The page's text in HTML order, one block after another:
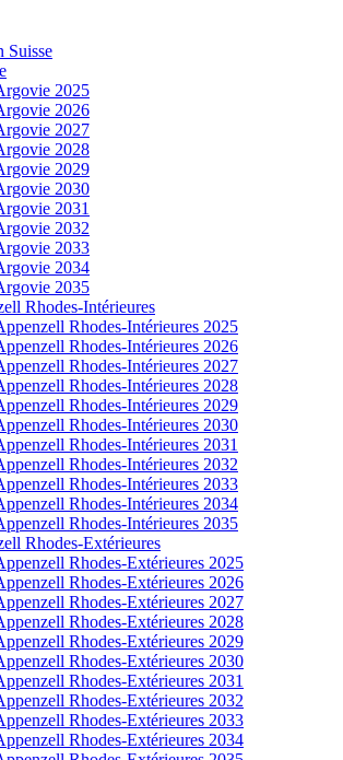
Suisse
2025
2026
2027
2028
2029
2030
2031
2032
2033
2034
2035
Rhodes-Intérieures
Rhodes-Intérieures 2025
Rhodes-Intérieures 2026
Rhodes-Intérieures 2027
Rhodes-Intérieures 2028
Rhodes-Intérieures 2029
Rhodes-Intérieures 2030
Rhodes-Intérieures 2031
Rhodes-Intérieures 2032
Rhodes-Intérieures 2033
Rhodes-Intérieures 2034
Rhodes-Intérieures 2035
Rhodes-Extérieures
Rhodes-Extérieures 2025
Rhodes-Extérieures 2026
Rhodes-Extérieures 2027
Rhodes-Extérieures 2028
Rhodes-Extérieures 2029
Rhodes-Extérieures 2030
Rhodes-Extérieures 2031
Rhodes-Extérieures 2032
Rhodes-Extérieures 2033
Rhodes-Extérieures 2034